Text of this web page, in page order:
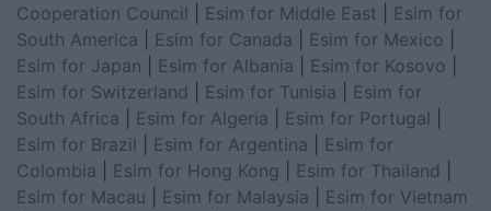
Cooperation Council
Esim for Middle East
Esim for
South America
Esim for Canada Esim for Mexico
Esim for Japan
Esim for Albania Esim for Kosovo
Esim for Switzerland
Esim for Tunisia
Esim for
South Africa
Esim for Algeria Esim for Portugal
Esim for Brazil
Esim for Argentina
Esim for
Colombia
Esim for Hong Kong Esim for Thailand
Esim for Macau
Esim for Malaysia
Esim for Vietnam